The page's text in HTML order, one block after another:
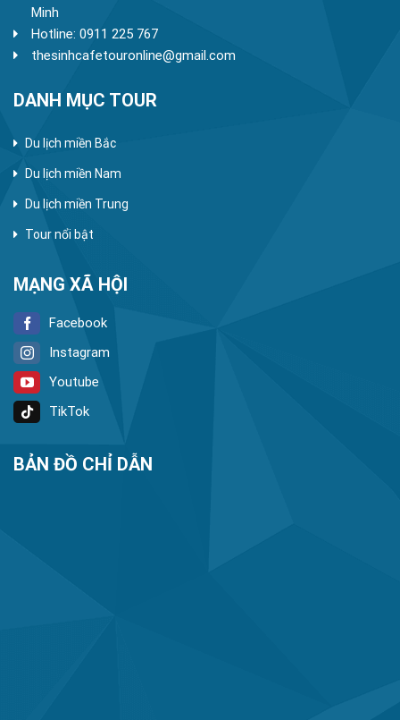
Minh
Hotline: 0911 225 767
thesinhcafetouronline@gmail.com
DANH MỤC TOUR
Du lịch miền Bắc
Du lịch miền Nam
Du lịch miền Trung
Tour nổi bật
MẠNG XÃ HỘI
Facebook
Instagram
Youtube
TikTok
BẢN ĐỒ CHỈ DẪN